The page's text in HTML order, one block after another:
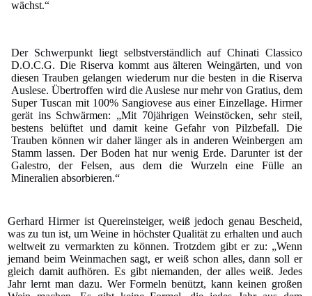
wächst.“
Der Schwerpunkt liegt selbstverständlich auf Chinati Classico
D.O.C.G. Die Riserva kommt aus älteren Weingärten, und von
diesen Trauben gelangen wiederum nur die besten in die Riserva
Auslese. Übertroffen wird die Auslese nur mehr von Gratius, dem
Super Tuscan mit 100% Sangiovese aus einer Einzellage. Hirmer
gerät ins Schwärmen: „Mit 70jährigen Weinstöcken, sehr steil,
bestens belüftet und damit keine Gefahr von Pilzbefall. Die
Trauben können wir daher länger als in anderen Weinbergen am
Stamm lassen. Der Boden hat nur wenig Erde. Darunter ist der
Galestro, der Felsen, aus dem die Wurzeln eine Fülle an
Mineralien absorbieren.“
Gerhard Hirmer ist Quereinsteiger, weiß jedoch genau Bescheid,
was zu tun ist, um Weine in höchster Qualität zu erhalten und auch
weltweit zu vermarkten zu können. Trotzdem gibt er zu: „Wenn
jemand beim Weinmachen sagt, er weiß schon alles, dann soll er
gleich damit aufhören. Es gibt niemanden, der alles weiß. Jedes
Jahr lernt man dazu. Wer Formeln benützt, kann keinen großen